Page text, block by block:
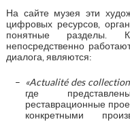
На сайте музея эти
цифровых ресурсов,
понятные разделы.
непосредственно
диалога, являются:
«Actualité des
где
реставрационные
конкретными